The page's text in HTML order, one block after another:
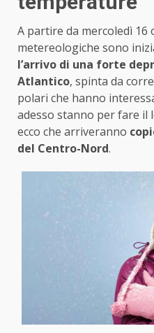
A partire da mercoledì
metereologiche sono
l’arrivo di una forte
Atlantico, spinta da
polari che hanno
adesso stanno per fare il
ecco che arriveranno
del Centro-Nord.